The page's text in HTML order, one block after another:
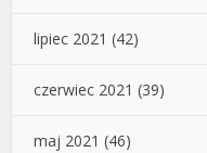
lipiec 2021 (42)
czerwiec 2021 (39)
maj 2021 (46)